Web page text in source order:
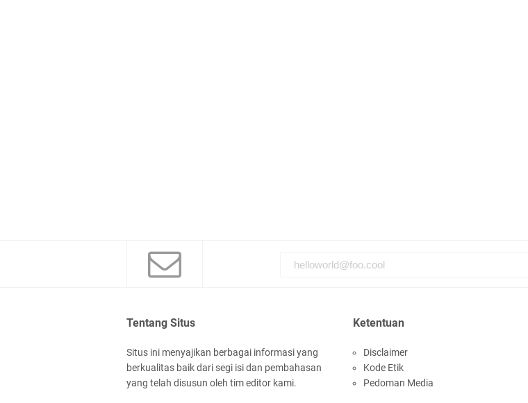
Tentang Situs
Situs ini menyajikan berbagai informasi yang
berkualitas baik dari segi isi dan pembahasan
yang telah disusun oleh tim editor kami.
Ketentuan
Disclaimer
Kode Etik
Pedoman Media